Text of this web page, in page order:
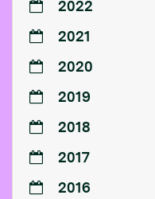
2022
2021
2020
2019
2018
2017
2016